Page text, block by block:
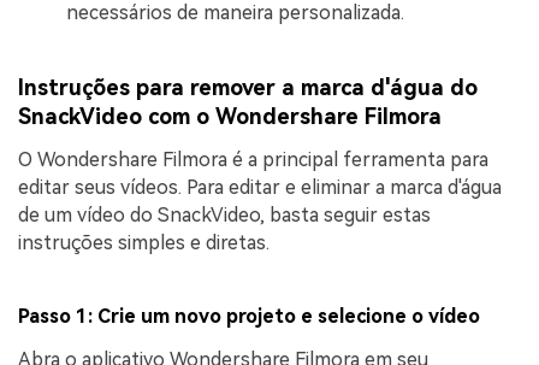
necessários de maneira personalizada.
Instruções para remover a marca d'água do
SnackVideo com o Wondershare Filmora
O Wondershare Filmora é a principal ferramenta para
editar seus vídeos. Para editar e eliminar a marca d'água
de um vídeo do SnackVideo, basta seguir estas
instruções simples e diretas.
Passo 1: Crie um novo projeto e selecione o vídeo
Abra o aplicativo Wondershare Filmora em seu